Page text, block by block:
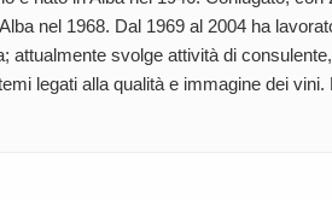
nel 1968. Dal 1969 al 2004 ha
attualmente svolge attività di
legati alla qualità e immagine dei vini.